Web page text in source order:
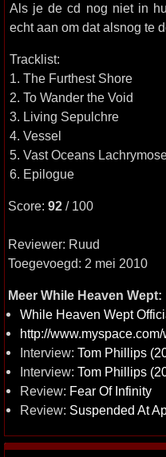
Als je de cd nog niet in
echt aan om dat alsnog te
Tracklist:
1. The Furthest Shore
2. To Wander the Void
3. Living Sepulchre
4. Vessel
5. Vast Oceans
6. Epilogue
Score: 92 / 100
Reviewer: Ruud
Toegevoegd: 2 mei 2010
Meer While Heaven Wept:
While Heaven Wept
http://
Interview: Tom Phillips
Interview: Tom Phillips
Review: Fear Of Infinity
Review: Suspended At